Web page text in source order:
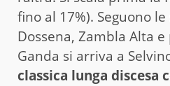
fino al 17%). Seguono
Dossena, Zambla Alta e
Ganda si arriva a
classica lunga discesa